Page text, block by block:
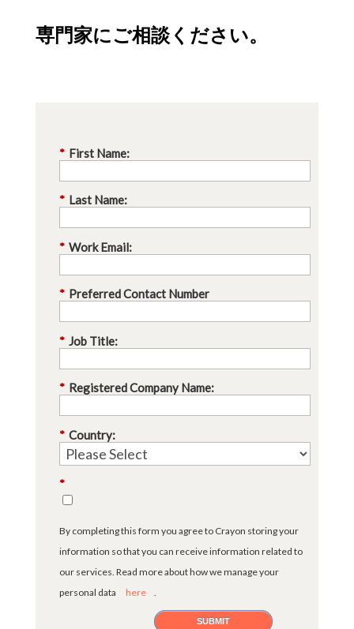
専門家にご相談ください。
* First Name:
* Last Name:
* Work Email:
* Preferred Contact Number
* Job Title:
* Registered Company Name:
* Country:
*
By completing this form you agree to Crayon storing your
information so that you can receive information related to
our services. Read more about how we manage your
personal data
here .
SUBMIT